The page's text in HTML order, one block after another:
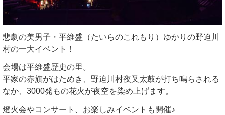
悲劇の美男子・平維盛（たいらのこれもり）ゆかりの野迫川
村の一大イベント！
会場は平維盛歴史の里。
平家の赤旗がはためき、野迫川村夜叉太鼓が打ち鳴らされる
なか、3000発もの花火が夜空を染め上げます。
燈火会やコンサート、お楽しみイベントも開催♪